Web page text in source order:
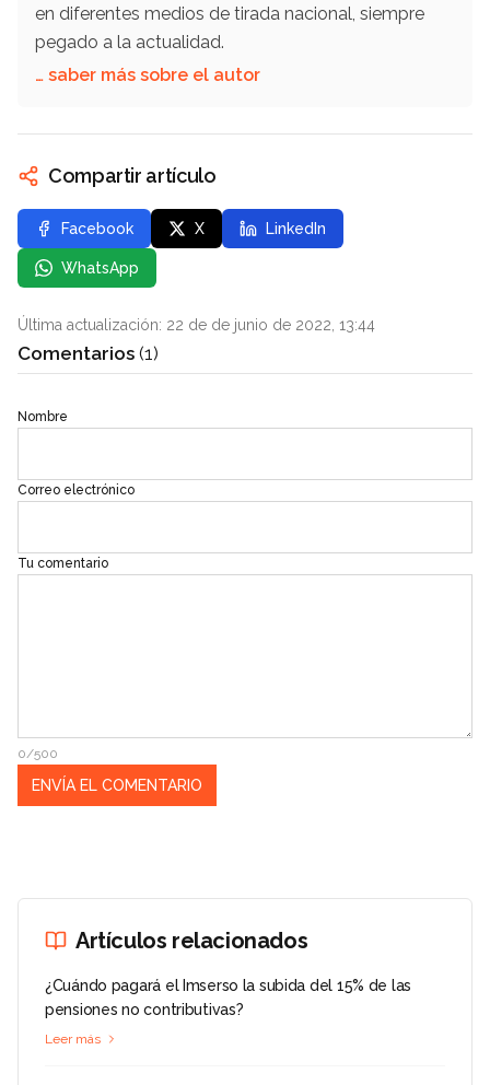
en diferentes medios de tirada nacional, siempre
pegado a la actualidad.
… saber más sobre el autor
Compartir artículo
Facebook X LinkedIn
WhatsApp
Última actualización: 22 de de junio de 2022, 13:44
Comentarios (1)
Nombre
Correo electrónico
Tu comentario
0/500
Artículos relacionados
¿Cuándo pagará el Imserso la subida del 15% de las
pensiones no contributivas?
Leer más